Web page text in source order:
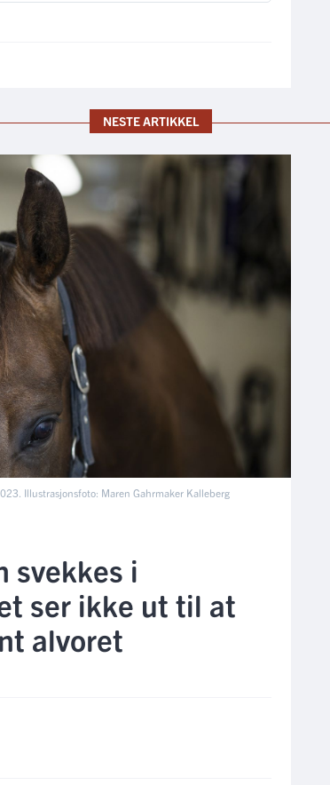
NESTE ARTIKKEL
Illustrasjonsfoto: Maren Gahrmaker Kalleberg
svekkes i
ser ikke ut til at
alvoret